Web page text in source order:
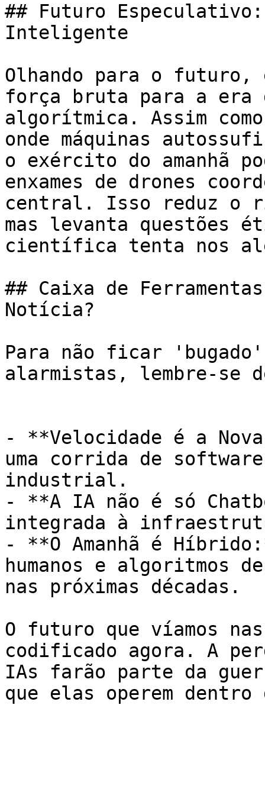
## Futuro Especulativo:
Inteligente
Olhando para o futuro,
força bruta para a era
algorítmica. Assim
onde máquinas
o exército do amanhã
enxames de drones
central. Isso reduz o
mas levanta questões
científica tenta nos
## Caixa de
Notícia?
Para não ficar 'bugado'
alarmistas, lembre-se
- **Velocidade é a
uma corrida de
industrial.
- **A IA não é só
integrada à
- **O Amanhã é
humanos e algoritmos
nas próximas décadas.
O futuro que víamos
codificado agora. A
IAs farão parte da
que elas operem